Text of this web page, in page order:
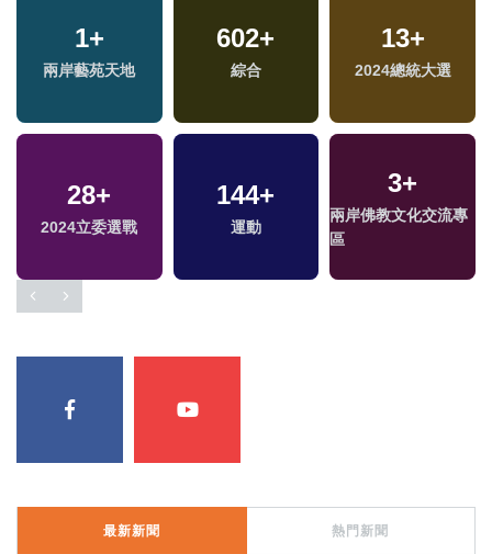
1+
兩岸藝苑天地
602+
綜合
13+
2024總統大選
28+
2024立委選戰
144+
運動
3+
兩岸佛教文化交流專
區
1 +
福建林公信俗文化專
303+
熱門
1198+
社會
15+
評論
580+
文教
62+
美食
最新新聞 熱門新聞